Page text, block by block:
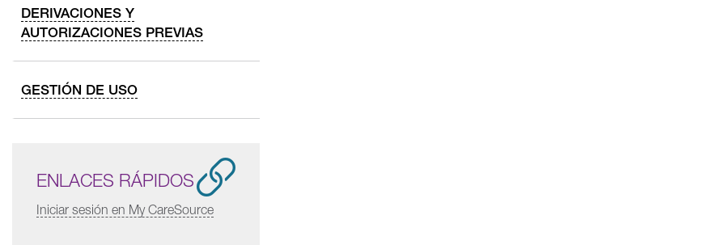
DERIVACIONES Y
AUTORIZACIONES PREVIAS
GESTIÓN DE USO
ENLACES RÁPIDOS
Iniciar sesión en My CareSource